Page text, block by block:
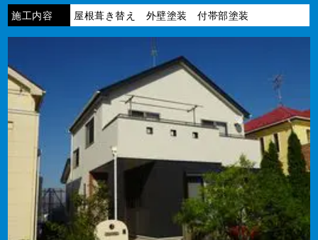
施工内容
屋根葺き替え 外壁塗装 付帯部塗装